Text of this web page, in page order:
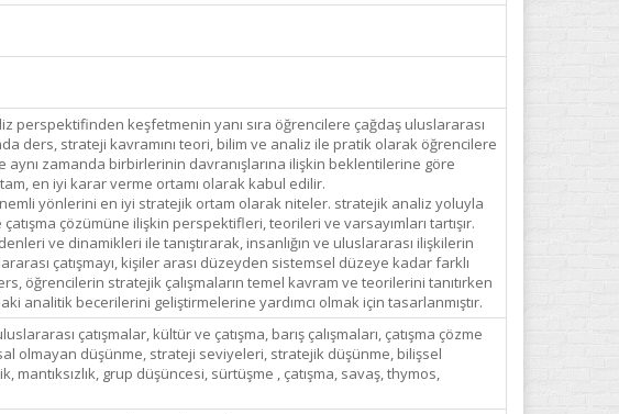
perspektifinden keşfetmenin yanı sıra öğrencilere çağdaş uluslararası
ders, strateji kavramını teori, bilim ve analiz ile pratik olarak öğrencilere
aynı zamanda birbirlerinin davranışlarına ilişkin beklentilerine göre
en iyi karar verme ortamı olarak kabul edilir.
yönlerini en iyi stratejik ortam olarak niteler. stratejik analiz yoluyla
çözümüne ilişkin perspektifleri, teorileri ve varsayımları tartışır.
ve dinamikleri ile tanıştırarak, insanlığın ve uluslararası ilişkilerin
çatışmayı, kişiler arası düzeyden sistemsel düzeye kadar farklı
öğrencilerin stratejik çalışmaların temel kavram ve teorilerini tanıtırken
analitik becerilerini geliştirmelerine yardımcı olmak için tasarlanmıştır.
çatışmalar, kültür ve çatışma, barış çalışmaları, çatışma çözme
olmayan düşünme, strateji seviyeleri, stratejik düşünme, bilişsel
grup düşüncesi, sürtüşme , çatışma, savaş, thymos,